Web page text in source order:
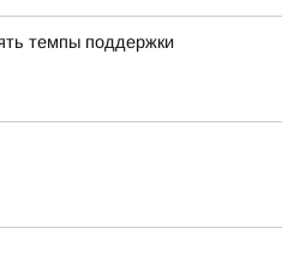
темпы поддержки